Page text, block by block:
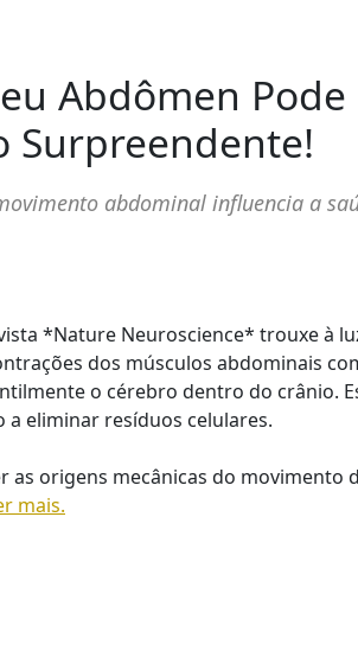
Abdômen
Surpreendente!
abdominal influencia a
*Nature Neuroscience* trouxe à
dos músculos abdominais
o cérebro dentro do crânio.
a eliminar resíduos celulares.
as origens mecânicas do
mais.